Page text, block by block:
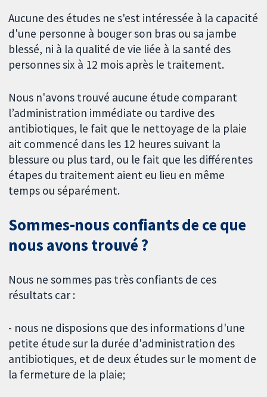
Aucune des études ne s'est intéressée à la capacité
d'une personne à bouger son bras ou sa jambe
blessé, ni à la qualité de vie liée à la santé des
personnes six à 12 mois après le traitement.
Nous n'avons trouvé aucune étude comparant
l’administration immédiate ou tardive des
antibiotiques, le fait que le nettoyage de la plaie
ait commencé dans les 12 heures suivant la
blessure ou plus tard, ou le fait que les différentes
étapes du traitement aient eu lieu en même
temps ou séparément.
Sommes-nous confiants de ce que
nous avons trouvé ?
Nous ne sommes pas très confiants de ces
résultats car :
- nous ne disposions que des informations d'une
petite étude sur la durée d'administration des
antibiotiques, et de deux études sur le moment de
la fermeture de la plaie;